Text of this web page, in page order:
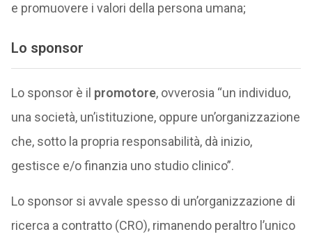
e promuovere i valori della persona umana;
Lo sponsor
Lo sponsor è il promotore, ovverosia “un individuo,
una società, un’istituzione, oppure un’organizzazione
che, sotto la propria responsabilità, dà inizio,
gestisce e/o finanzia uno studio clinico”.
Lo sponsor si avvale spesso di un’organizzazione di
ricerca a contratto (CRO), rimanendo peraltro l’unico